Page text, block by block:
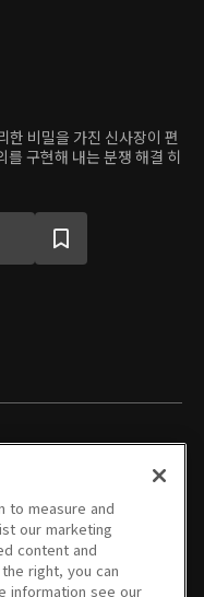
한 비밀을 가진 신사장이 편
구현해 내는 분쟁 해결 히
09/23/2025 • 1시간 3분
05회
09/29/2025 • 1시간 7분
to measure and
our marketing
content and
right, you can
information see our